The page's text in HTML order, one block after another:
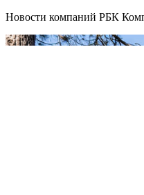
Новости компаний РБК